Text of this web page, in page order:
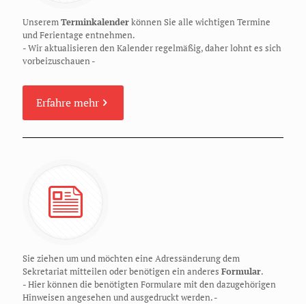
UnseremTerminkalenderkönnen Sie alle wichtigen Termine
und Ferientage entnehmen.
- Wir aktualisieren den Kalender regelmäßig, daher lohnt es sich
vorbeizuschauen -
Erfahre mehr
Sie ziehen um und möchten eine Adressänderung dem
Sekretariat mitteilen oder benötigen ein anderes Formular.
- Hier können die benötigten Formulare mit den dazugehörigen
Hinweisen angesehen und ausgedruckt werden. -